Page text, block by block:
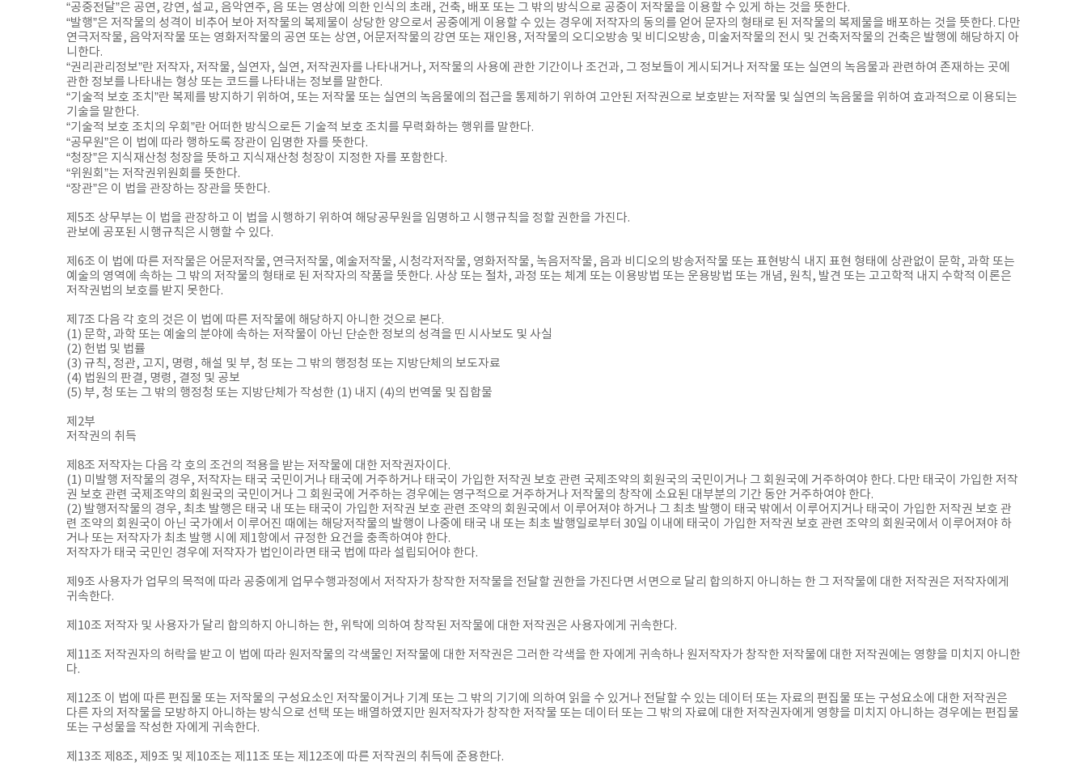
“공중전달”은 공연, 강연, 설교, 음악연주, 음 또는 영상에 의한 인식의 초래, 건축, 배포 또는 그 밖의 방식으로 공중이 저작물을 이용할 수 있게 하는 것을 뜻한다.
“발행”은 저작물의 성격이 비추어 보아 저작물의 복제물이 상당한 양으로서 공중에게 이용할 수 있는 경우에 저작자의 동의를 얻어 문자의 형태로 된 저작물의 복제물을 배포하는 것을 뜻한다. 다만
연극저작물, 음악저작물 또는 영화저작물의 공연 또는 상연, 어문저작물의 강연 또는 재인용, 저작물의 오디오방송 및 비디오방송, 미술저작물의 전시 및 건축저작물의 건축은 발행에 해당하지 아
니한다.
“권리관리정보”란 저작자, 저작물, 실연자, 실연, 저작권자를 나타내거나, 저작물의 사용에 관한 기간이나 조건과, 그 정보들이 게시되거나 저작물 또는 실연의 녹음물과 관련하여 존재하는 곳에
관한 정보를 나타내는 형상 또는 코드를 나타내는 정보를 말한다.
“기술적 보호 조치”란 복제를 방지하기 위하여, 또는 저작물 또는 실연의 녹음물에의 접근을 통제하기 위하여 고안된 저작권으로 보호받는 저작물 및 실연의 녹음물을 위하여 효과적으로 이용되는
기술을 말한다.
“기술적 보호 조치의 우회”란 어떠한 방식으로든 기술적 보호 조치를 무력화하는 행위를 말한다.
“공무원”은 이 법에 따라 행하도록 장관이 임명한 자를 뜻한다.
“청장”은 지식재산청 청장을 뜻하고 지식재산청 청장이 지정한 자를 포함한다.
“위원회”는 저작권위원회를 뜻한다.
“장관”은 이 법을 관장하는 장관을 뜻한다.
제5조 상무부는 이 법을 관장하고 이 법을 시행하기 위하여 해당공무원을 임명하고 시행규칙을 정할 권한을 가진다.
관보에 공포된 시행규칙은 시행할 수 있다.
제6조 이 법에 따른 저작물은 어문저작물, 연극저작물, 예술저작물, 시청각저작물, 영화저작물, 녹음저작물, 음과 비디오의 방송저작물 또는 표현방식 내지 표현 형태에 상관없이 문학, 과학 또는
예술의 영역에 속하는 그 밖의 저작물의 형태로 된 저작자의 작품을 뜻한다. 사상 또는 절차, 과정 또는 체계 또는 이용방법 또는 운용방법 또는 개념, 원칙, 발견 또는 고고학적 내지 수학적 이론은
저작권법의 보호를 받지 못한다.
제7조 다음 각 호의 것은 이 법에 따른 저작물에 해당하지 아니한 것으로 본다.
(1) 문학, 과학 또는 예술의 분야에 속하는 저작물이 아닌 단순한 정보의 성격을 띤 시사보도 및 사실
(2) 헌법 및 법률
(3) 규칙, 정관, 고지, 명령, 해설 및 부, 청 또는 그 밖의 행정청 또는 지방단체의 보도자료
(4) 법원의 판결, 명령, 결정 및 공보
(5) 부, 청 또는 그 밖의 행정청 또는 지방단체가 작성한 (1) 내지 (4)의 번역물 및 집합물
제2부
저작권의 취득
제8조 저작자는 다음 각 호의 조건의 적용을 받는 저작물에 대한 저작권자이다.
(1) 미발행 저작물의 경우, 저작자는 태국 국민이거나 태국에 거주하거나 태국이 가입한 저작권 보호 관련 국제조약의 회원국의 국민이거나 그 회원국에 거주하여야 한다. 다만 태국이 가입한 저작
권 보호 관련 국제조약의 회원국의 국민이거나 그 회원국에 거주하는 경우에는 영구적으로 거주하거나 저작물의 창작에 소요된 대부분의 기간 동안 거주하여야 한다.
(2) 발행저작물의 경우, 최초 발행은 태국 내 또는 태국이 가입한 저작권 보호 관련 조약의 회원국에서 이루어져야 하거나 그 최초 발행이 태국 밖에서 이루어지거나 태국이 가입한 저작권 보호 관
련 조약의 회원국이 아닌 국가에서 이루어진 때에는 해당저작물의 발행이 나중에 태국 내 또는 최초 발행일로부터 30일 이내에 태국이 가입한 저작권 보호 관련 조약의 회원국에서 이루어져야 하
거나 또는 저작자가 최초 발행 시에 제1항에서 규정한 요건을 충족하여야 한다.
저작자가 태국 국민인 경우에 저작자가 법인이라면 태국 법에 따라 설립되어야 한다.
제9조 사용자가 업무의 목적에 따라 공중에게 업무수행과정에서 저작자가 창작한 저작물을 전달할 권한을 가진다면 서면으로 달리 합의하지 아니하는 한 그 저작물에 대한 저작권은 저작자에게
귀속한다.
제10조 저작자 및 사용자가 달리 합의하지 아니하는 한, 위탁에 의하여 창작된 저작물에 대한 저작권은 사용자에게 귀속한다.
제11조 저작권자의 허락을 받고 이 법에 따라 원저작물의 각색물인 저작물에 대한 저작권은 그러한 각색을 한 자에게 귀속하나 원저작자가 창작한 저작물에 대한 저작권에는 영향을 미치지 아니한
다.
제12조 이 법에 따른 편집물 또는 저작물의 구성요소인 저작물이거나 기계 또는 그 밖의 기기에 의하여 읽을 수 있거나 전달할 수 있는 데이터 또는 자료의 편집물 또는 구성요소에 대한 저작권은
다른 자의 저작물을 모방하지 아니하는 방식으로 선택 또는 배열하였지만 원저작자가 창작한 저작물 또는 데이터 또는 그 밖의 자료에 대한 저작권자에게 영향을 미치지 아니하는 경우에는 편집물
또는 구성물을 작성한 자에게 귀속한다.
제13조 제8조, 제9조 및 제10조는 제11조 또는 제12조에 따른 저작권의 취득에 준용한다.